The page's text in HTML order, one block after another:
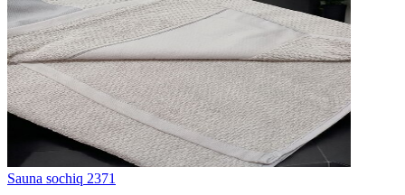
Sauna sochiq 2371